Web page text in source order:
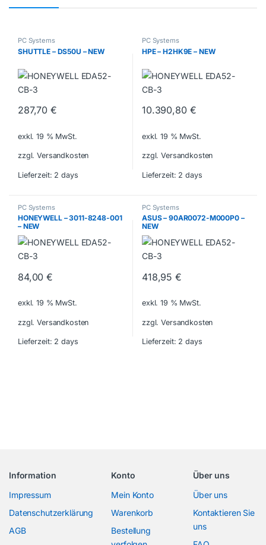
PC Systems
SHUTTLE – DS50U – NEW
287,70€
exkl. 19 % MwSt.
zzgl. Versandkosten
Lieferzeit: 2 days
PC Systems
HPE – H2HK9E – NEW
10.390,80 €
exkl. 19 % MwSt.
zzgl. Versandkosten
Lieferzeit: 2 days
PC Systems
HONEYWELL – 3011-8248-001
– NEW
84,00€
exkl. 19 % MwSt.
zzgl. Versandkosten
Lieferzeit: 2 days
PC Systems
ASUS – 90AR0072-M000P0 –
NEW
418,95€
exkl. 19 % MwSt.
zzgl. Versandkosten
Lieferzeit: 2 days
Information
Impressum
Datenschutzerklärung
AGB
Konto
Mein Konto
Warenkorb
Bestellung
Über uns
Über uns
Kontaktieren Sie
uns